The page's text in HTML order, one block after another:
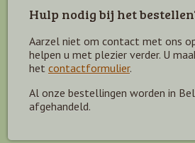
Hulp nodig bij het
Aarzel niet om contact met ons
helpen u met plezier verder. U
het contactformulier.
Al onze bestellingen worden in
afgehandeld.